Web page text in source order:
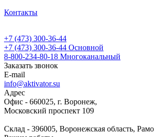
Контакты
+7 (473) 300-36-44
+7 (473) 300-36-44 Основной
8-800-234-80-18 Многоканальный
Заказать звонок
E-mail
info@aktivator.su
Адрес
Офис - 660025, г. Воронеж,
Московский проспект 109
Склад - 396005, Воронежская область,